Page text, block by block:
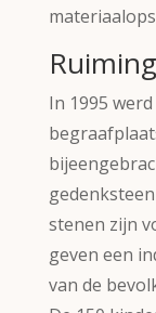
Ruiming
In 1995
stenen zijn
geven een
van de